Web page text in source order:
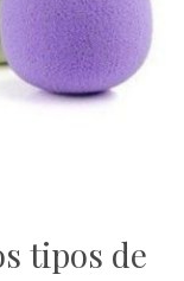
tipos de